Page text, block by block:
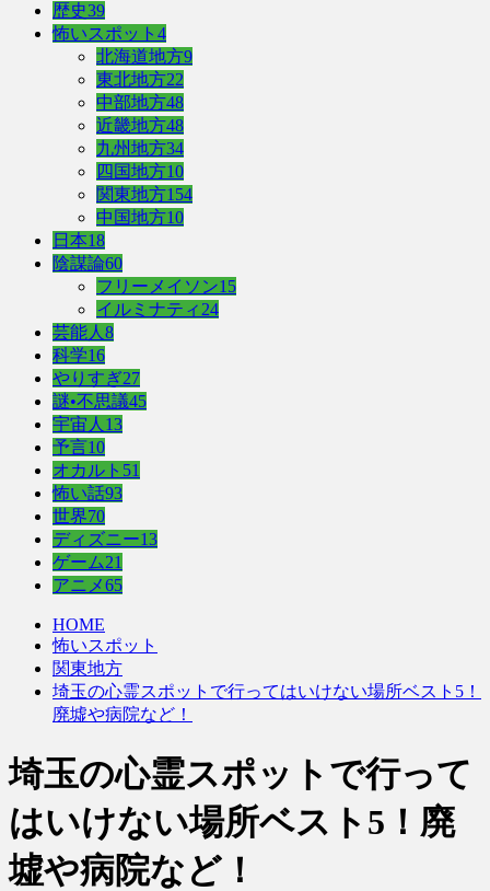
歴史39
怖いスポット 4
北海道地方9
東北地方22
中部地方48
近畿地方48
九州地方34
四国地方10
関東地方154
中国地方10
日本18
陰謀論60
フリーメイソン15
イルミナティ 24
芸能人 8
科学16
やりすぎ27
謎•不思議45
宇宙人 13
予言10
オカルト 51
怖い話93
世界70
ディズニー13
ゲーム21
アニメ65
HOME
怖いスポット
関東地方
埼玉の心霊スポットで行ってはいけない場所ベスト5！
廃墟や病院など！
埼玉の心霊スポットで行って
はいけない場所ベスト5！廃
墟や病院など！